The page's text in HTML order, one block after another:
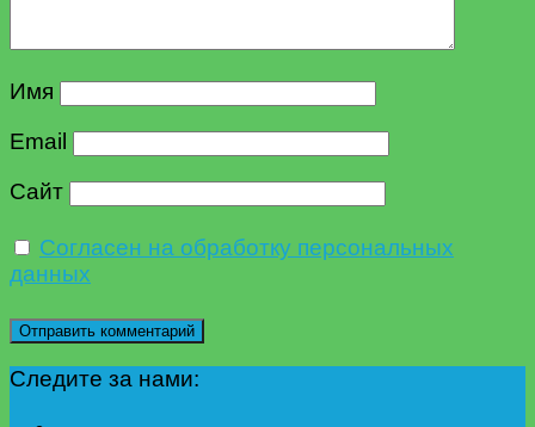
Имя
Email
Сайт
Согласен на обработку персональных
данных
Следите за нами: